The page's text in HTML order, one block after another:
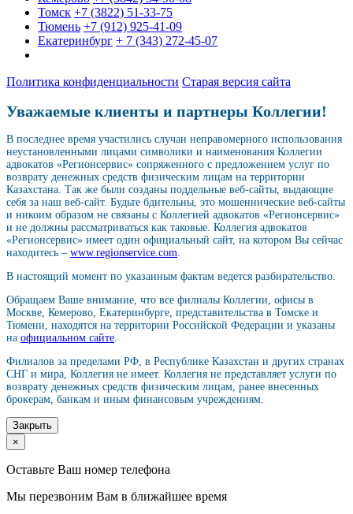
Томск +7 (3822) 51-33-75
Тюмень +7 (912) 925-41-09
Екатеринбург + 7 (343) 272-45-07
Политика конфиденциальности Старая версия сайта
Уважаемые клиенты и партнеры Коллегии!
В последнее время участились случаи неправомерного использования
неустановленными лицами символики и наименования Коллегии
адвокатов «Регионсервис» сопряженного с предложением услуг по
возврату денежных средств физическим лицам на территории
Казахстана. Так же были созданы поддельные веб-сайты, выдающие
себя за наш веб-сайт. Будьте бдительны, это мошеннические веб-сайты
и никоим образом не связаны с Коллегией адвокатов «Регионсервис»
и не должны рассматриваться как таковые. Коллегия адвокатов
«Регионсервис» имеет один официальный сайт, на котором Вы сейчас
находитесь – www.regionservice.com
В настоящий момент по указанным фактам ведется разбирательство.
Обращаем Ваше внимание, что все филиалы Коллегии, офисы в
Москве, Кемерово, Екатеринбурге, представительства в Томске и
Тюмени, находятся на территории Российской Федерации и указаны
на официальном сайте
Филиалов за пределами РФ, в Республике Казахстан и других странах
СНГ и мира, Коллегия не имеет. Коллегия не представляет услуги по
возврату денежных средств физическим лицам, ранее внесенных
брокерам, банкам и иным финансовым учреждениям.
Закрыть
×
Оставьте Ваш номер телефона
Мы перезвоним Вам в ближайшее время